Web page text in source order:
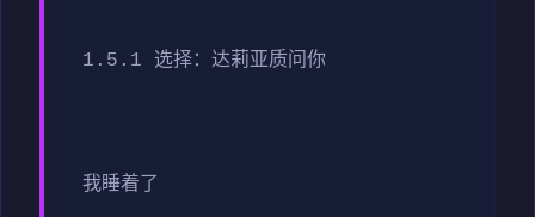
1.5.1 选择：达莉亚质问你
我睡着了